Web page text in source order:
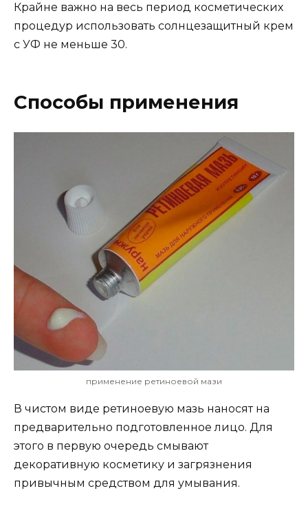
Крайне важно на весь период косметических
процедур использовать солнцезащитный крем
с УФ не меньше 30.
Способы применения
применение ретиноевой мази
В чистом виде ретиноевую мазь наносят на
предварительно подготовленное лицо. Для
этого в первую очередь смывают
декоративную косметику и загрязнения
привычным средством для умывания.